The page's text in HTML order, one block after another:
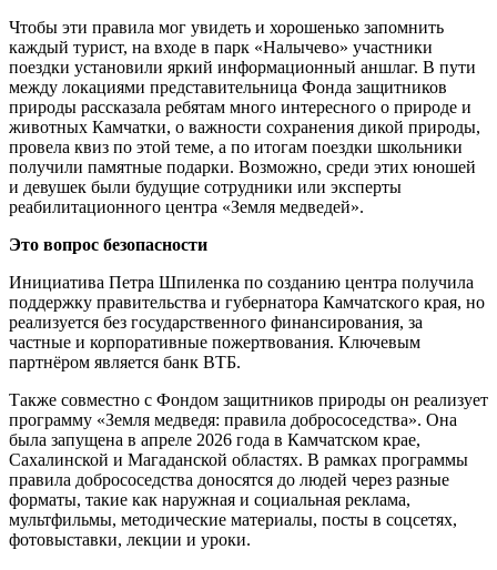
Чтобы эти правила мог увидеть и хорошенько запомнить
каждый турист, на входе в парк «Налычево» участники
поездки установили яркий информационный аншлаг. В пути
между локациями представительница Фонда защитников
природы рассказала ребятам много интересного о природе и
животных Камчатки, о важности сохранения дикой природы,
провела квиз по этой теме, а по итогам поездки школьники
получили памятные подарки. Возможно, среди этих юношей
и девушек были будущие сотрудники или эксперты
реабилитационного центра «Земля медведей».
Это вопрос безопасности
Инициатива Петра Шпиленка по созданию центра получила
поддержку правительства и губернатора Камчатского края, но
реализуется без государственного финансирования, за
частные и корпоративные пожертвования. Ключевым
партнёром является банк ВТБ.
Также совместно с Фондом защитников природы он реализует
программу «Земля медведя: правила добрососедства». Она
была запущена в апреле 2026 года в Камчатском крае,
Сахалинской и Магаданской областях. В рамках программы
правила добрососедства доносятся до людей через разные
форматы, такие как наружная и социальная реклама,
мультфильмы, методические материалы, посты в соцсетях,
фотовыставки, лекции и уроки.